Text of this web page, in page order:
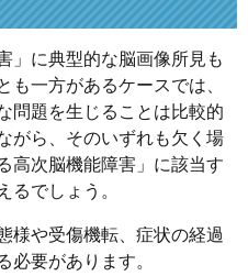
」に典型的な脳画像所見も
も一方があるケースでは、
問題を生じることは比較的
がら、そのいずれも欠く場
高次脳機能障害」に該当す
るでしょう。
様や受傷機転、症状の経過
要があります。